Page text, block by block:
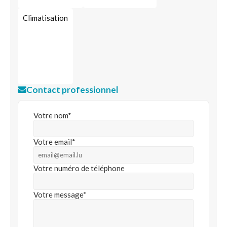
Climatisation
Contact professionnel
Votre nom*
Votre email*
Votre numéro de téléphone
Votre message*